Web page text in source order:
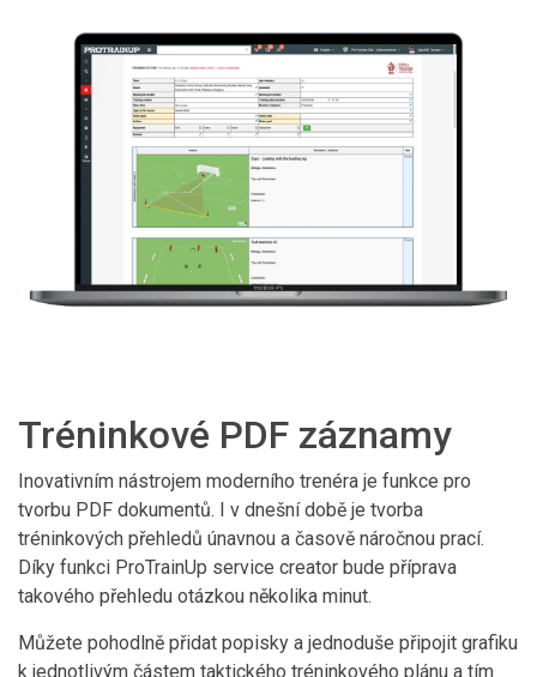
Tréninkové PDF záznamy
Inovativním nástrojem moderního trenéra je funkce pro
tvorbu PDF dokumentů. I v dnešní době je tvorba
tréninkových přehledů únavnou a časově náročnou prací.
Díky funkci ProTrainUp service creator bude příprava
takového přehledu otázkou několika minut.
Můžete pohodlně přidat popisky a jednoduše připojit grafiku
k jednotlivým částem taktického tréninkového plánu a tím